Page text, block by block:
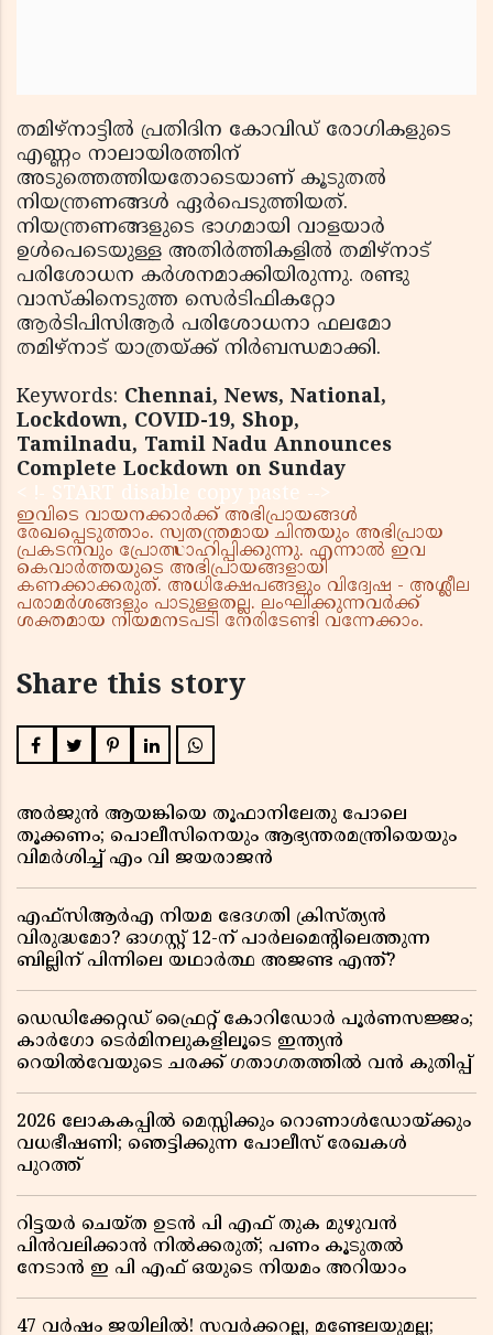
തമിഴ്‌നാട്ടില്‍ പ്രതിദിന കോവിഡ് രോഗികളുടെ
എണ്ണം നാലായിരത്തിന്
അടുത്തെത്തിയതോടെയാണ് കൂടുതല്‍
നിയന്ത്രണങ്ങള്‍ ഏര്‍പെടുത്തിയത്.
നിയന്ത്രണങ്ങളുടെ ഭാഗമായി വാളയാര്‍
ഉള്‍പെടെയുള്ള അതിര്‍ത്തികളില്‍ തമിഴ്‌നാട്
പരിശോധന കര്‍ശനമാക്കിയിരുന്നു. രണ്ടു
വാസ്‌കിനെടുത്ത സെര്‍ടിഫികറ്റോ
ആര്‍ടിപിസിആര്‍ പരിശോധനാ ഫലമോ
തമിഴ്‌നാട് യാത്രയ്ക്ക് നിര്‍ബന്ധമാക്കി.
Keywords: Chennai, News, National,
Lockdown, COVID-19, Shop,
Tamilnadu, Tamil Nadu Announces
Complete Lockdown on Sunday
< !- START disable copy paste -->
ഇവിടെ വായനക്കാർക്ക് അഭിപ്രായങ്ങൾ
രേഖപ്പെടുത്താം. സ്വതന്ത്രമായ ചിന്തയും അഭിപ്രായ
പ്രകടനവും പ്രോത്സാഹിപ്പിക്കുന്നു. എന്നാൽ ഇവ
കെവാർത്തയുടെ അഭിപ്രായങ്ങളായി
കണക്കാക്കരുത്. അധിക്ഷേപങ്ങളും വിദ്വേഷ - അശ്ലീല
പരാമർശങ്ങളും പാടുള്ളതല്ല. ലംഘിക്കുന്നവർക്ക്
ശക്തമായ നിയമനടപടി നേരിടേണ്ടി വന്നേക്കാം.
Share this story
അർജുൻ ആയങ്കിയെ തൂഫാനിലേതു പോലെ
തൂക്കണം; പൊലീസിനെയും ആഭ്യന്തരമന്ത്രിയെയും
വിമർശിച്ച് എം വി ജയരാജൻ
എഫ്സിആർഎ നിയമ ഭേദഗതി ക്രിസ്ത്യൻ
വിരുദ്ധമോ? ഓഗസ്റ്റ് 12-ന് പാർലമെന്റിലെത്തുന്ന
ബില്ലിന് പിന്നിലെ യഥാർത്ഥ അജണ്ട എന്ത്?
ഡെഡിക്കേറ്റഡ് ഫ്രൈറ്റ് കോറിഡോർ പൂർണസജ്ജം;
കാർഗോ ടെർമിനലുകളിലൂടെ ഇന്ത്യൻ
റെയിൽവേയുടെ ചരക്ക് ഗതാഗതത്തിൽ വൻ കുതിപ്പ്
2026 ലോകകപ്പിൽ മെസ്സിക്കും റൊണാൾഡോയ്ക്കും
വധഭീഷണി; ഞെട്ടിക്കുന്ന പോലീസ് രേഖകൾ
പുറത്ത്
റിട്ടയർ ചെയ്ത ഉടൻ പി എഫ് തുക മുഴുവൻ
പിൻവലിക്കാൻ നിൽക്കരുത്; പണം കൂടുതൽ
നേടാൻ ഇ പി എഫ് ഒയുടെ നിയമം അറിയാം
47 വർഷം ജയിലിൽ! സവർക്കറല്ല, മണ്ടേലയുമല്ല;